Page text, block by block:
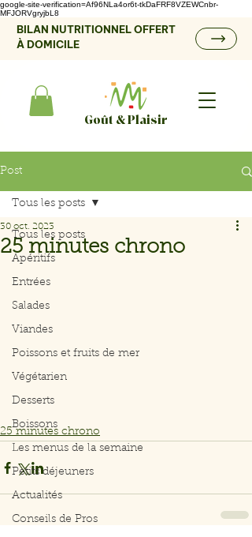
google-site-verification=Af96NLa4or6t-tkDaFRF8VZEWCnbr-
MFJORVgryjbL8
BILAN NUTRITIONNEL OFFERT
À DOMICILE
Goût & Plaisir
Post
Tous les posts
Apéritifs
Entrées
Salades
Viandes
Poissons et fruits de mer
Végétarien
Desserts
Boissons
Les menus de la semaine
Petits déjeuners
Actualités
Conseils de Pros
Tous les posts
25 minutes chrono
30 oct. 2023
25 minutes chrono